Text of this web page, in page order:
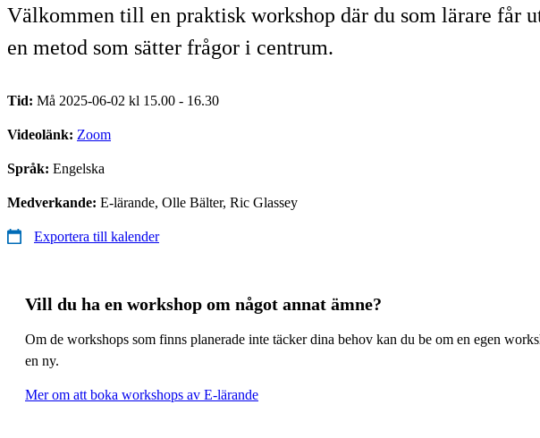
Välkommen till en praktisk workshop där du som lärare får
en metod som sätter frågor i centrum.
Tid: Må 2025-06-02 kl 15.00 - 16.30
Videolänk: Zoom
Språk: Engelska
Medverkande: E-lärande, Olle Bälter, Ric Glassey
Exportera till kalender
Vill du ha en workshop om något annat ämne?
Om de workshops som finns planerade inte täcker dina behov kan du be om en egen
en ny.
Mer om att boka workshops av E-lärande